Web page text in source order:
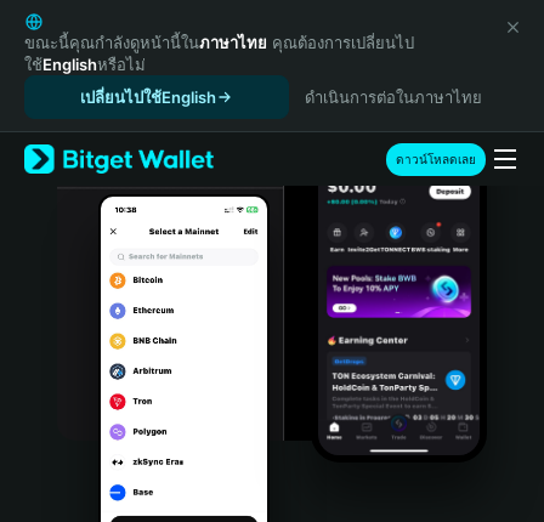
English
日本語
Tiếng Việt
Español (Latinoamérica)
Türkçe
Italiano
Português (Portugal)
Bahasa Indonesia
Português (Brasil)
ขณะนี้คุณกำลังดูหน้านี้ในภาษาไทย คุณต้องการเปลี่ยนไป
ใช้Englishหรือไม่
เปลี่ยนไปใช้English
ดำเนินการต่อในภาษาไทย
ดาวน์โหลดเลย